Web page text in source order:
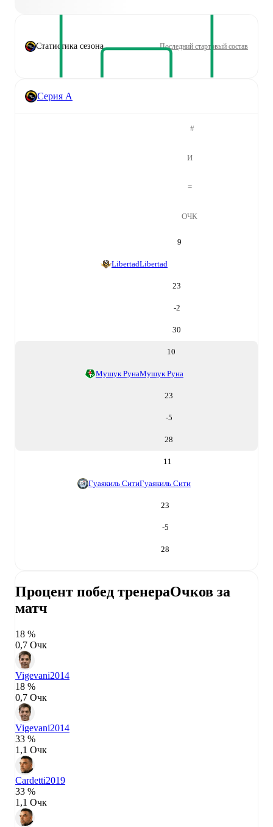
Статистика сезона Последний стартовый состав
Серия А
#
И
=
ОЧК
9
LibertadLibertad
23
-2
30
10
Мушук РунаМушук Руна
23
-5
28
11
Гуаякиль СитиГуаякиль Сити
23
-5
28
Процент побед тренераОчков за
матч
18 %
0,7 Очк
Vigevani2014
18 %
0,7 Очк
Vigevani2014
33 %
1,1 Очк
Cardetti2019
33 %
1,1 Очк